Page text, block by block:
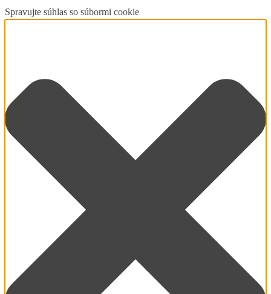
Spravujte súhlas so súbormi cookie